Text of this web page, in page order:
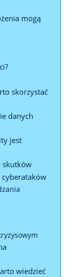
mogą
skorzystać
danych
jest
skutków
​cyberataków
wiedzieć